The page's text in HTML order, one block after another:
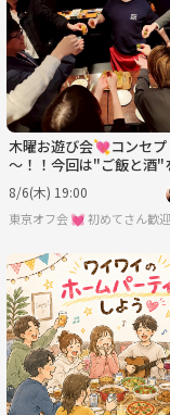
木曜お遊び会💘コンセプ
～！！今回は"ご飯と酒"
👄大人になっても遊び
飲み会♪
8/6(木) 19:00
東京オフ会 💓 初めてさん歓